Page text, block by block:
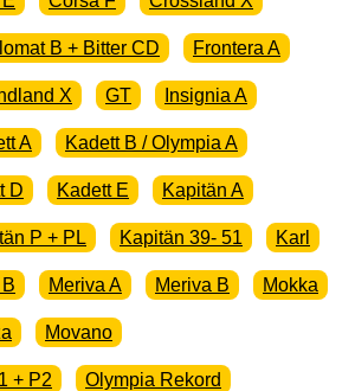
B + Bitter CD Frontera A
X GT Insignia A
A Kadett B / Olympia A
D Kadett E Kapitän A
P + PL Kapitän 39- 51 Karl
Meriva A Meriva B Mokka
Movano
+ P2 Olympia Rekord